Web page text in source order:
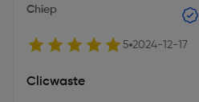
Chiep
5 2024-12-17
Clicwaste